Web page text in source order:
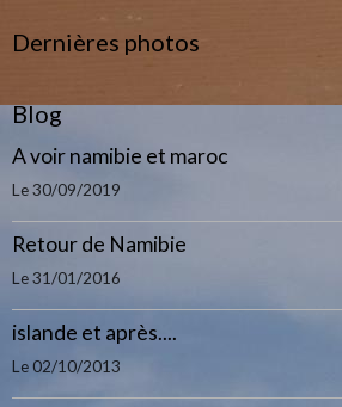
Dernières photos
Blog
A voir namibie et maroc
Le 30/09/2019
Retour de Namibie
Le 31/01/2016
islande et après....
Le 02/10/2013